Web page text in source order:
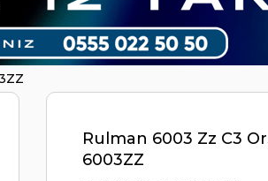
Rulman 6003 Zz C3
6003ZZ